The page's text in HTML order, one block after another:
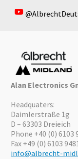
Alan Electronics
Headquaters:
Daimlerstraße 1g
D – 63303 Dreieich
Phone +40 (0) 6103
Fax +49 (0) 6103
info@albrecht-